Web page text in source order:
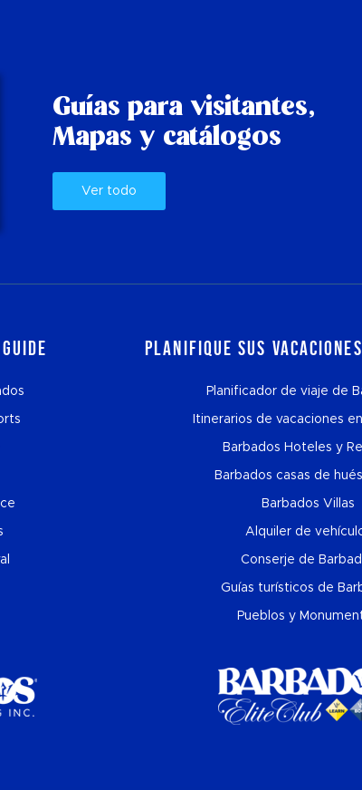
Guías para visitantes,
Mapas y catálogos
Ver todo
Planifique sus
Planificador de viaje de
Itinerarios de vacaciones
Barbados Hoteles y
Barbados casas de
Barbados Villas
Alquiler de
Conserje de
Guías turísticos de
Pueblos y